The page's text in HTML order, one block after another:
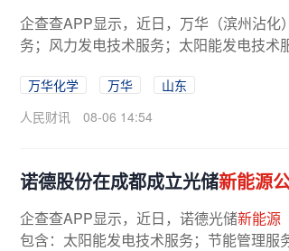
企查查APP显示，近日，万华（滨州沾化）
务；风力发电技术服务；太阳能发电技
万华化学 万华
山东
人民财讯
08-06 14:54
诺德股份在成都成立光储新能源
企查查APP显示，近日，诺德光储新能源
包含：太阳能发电技术服务；节能管理服